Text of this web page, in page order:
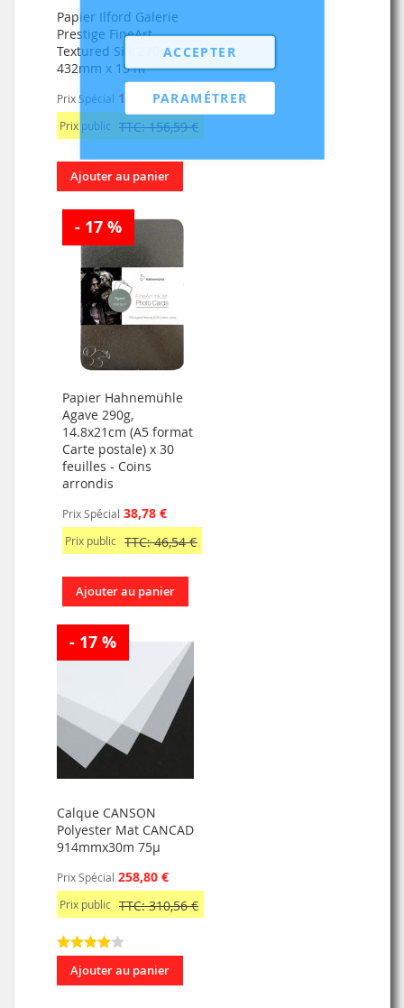
ACCEPTER
PARAMÉTRER
Papier Ilford Galerie
Prestige FineArt
Textured Silk 270g
432mm x 15 m
Prix Spécial 130,49 €
Prix public TTC: 156,59 €
Ajouter au panier
- 17 %
Papier Hahnemühle
Agave 290g,
14.8x21cm (A5 format
Carte postale) x 30
feuilles - Coins
arrondis
Prix Spécial 38,78 €
Prix public TTC: 46,54 €
Ajouter au panier
- 17 %
Calque CANSON
Polyester Mat CANCAD
914mmx30m 75µ
Prix Spécial 258,80 €
Prix public TTC: 310,56 €
Ajouter au panier